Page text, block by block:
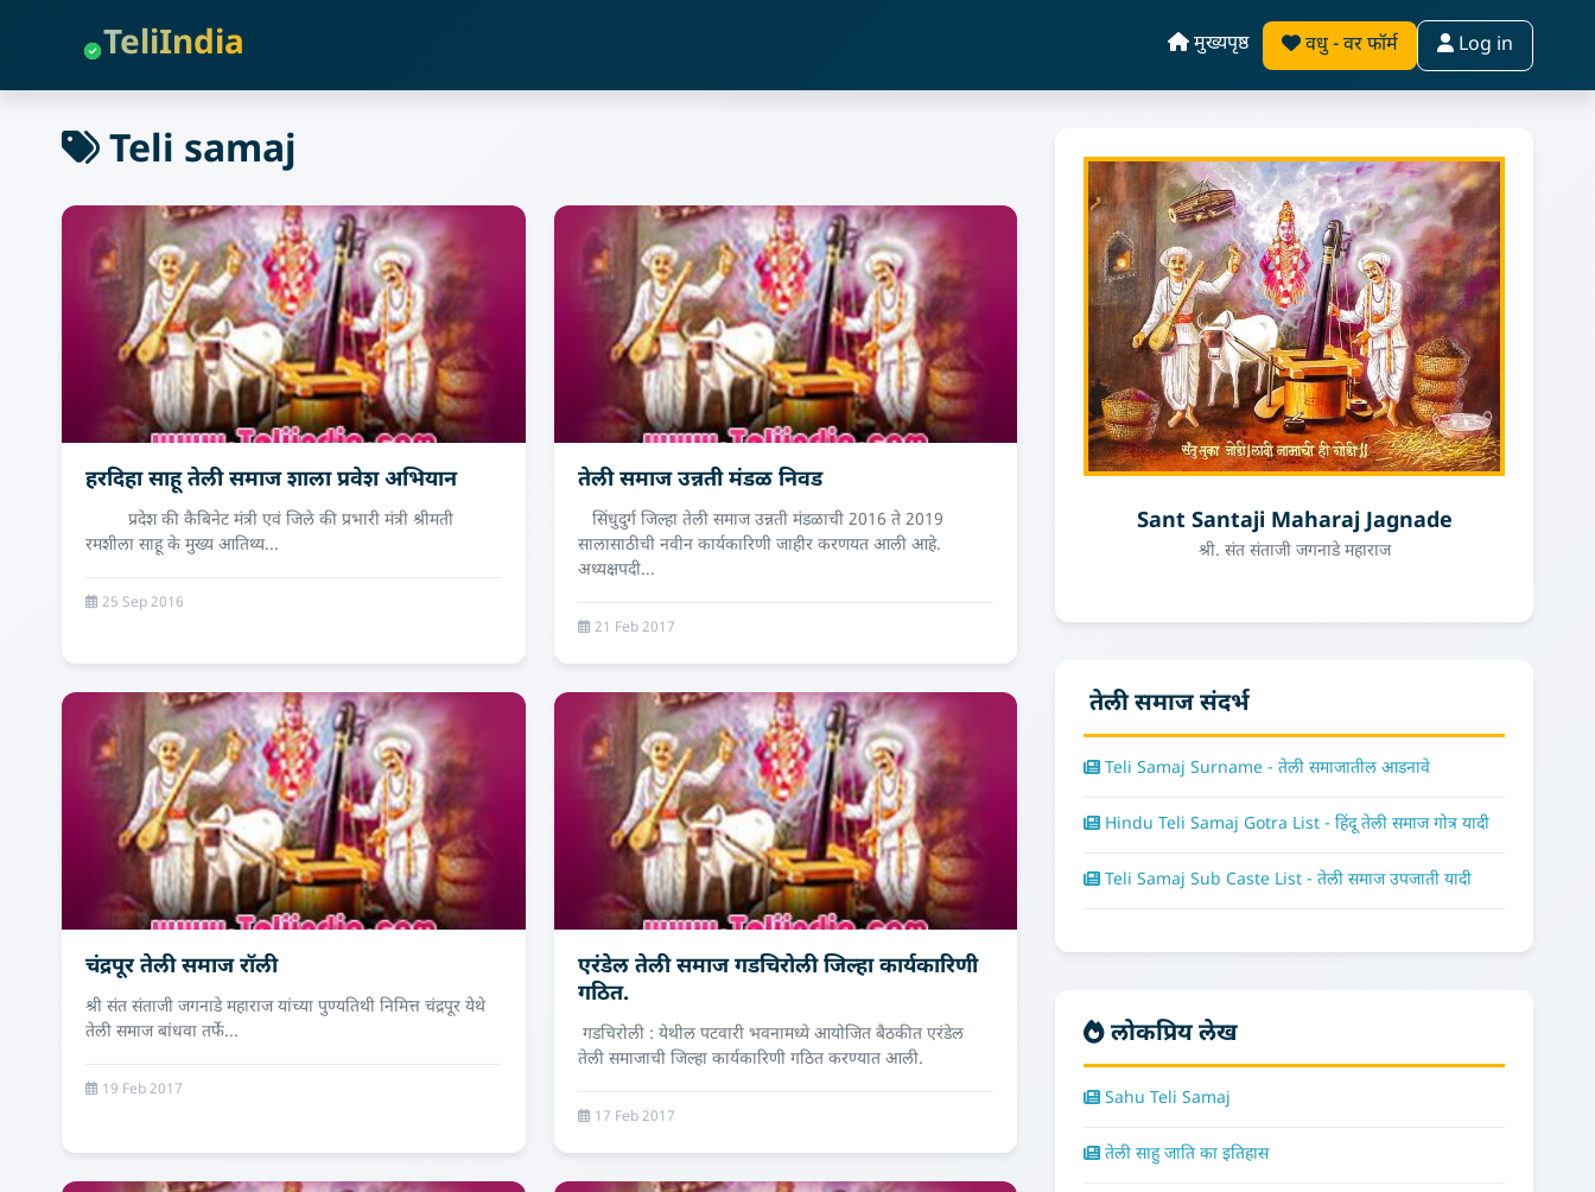
TeliIndia मुख्यपृष्ठ वधु - वर फॉर्म Log in
Teli samaj
हरदिहा साहू तेली समाज शाला प्रवेश अभियान
प्रदेश की कैबिनेट मंत्री एवं जिले की प्रभारी मंत्री श्रीमती
रमशीला साहू के मुख्य आतिथ्य...
25 Sep 2016
तेली समाज उन्नती मंडळ निवड
सिंधुदुर्ग जिल्हा तेली समाज उन्नती मंडळाची 2016 ते 2019
सालासाठीची नवीन कार्यकारिणी जाहीर करणयत आली आहे.
अध्यक्षपदी...
21 Feb 2017
चंद्रपूर तेली समाज रॉली
श्री संत संताजी जगनाडे महाराज यांच्या पुण्यतिथी निमित्त चंद्रपूर येथे
तेली समाज बांधवा तर्फे...
19 Feb 2017
एरंडेल तेली समाज गडचिरोली जिल्हा कार्यकारिणी
गठित.
गडचिरोली : येथील पटवारी भवनामध्ये आयोजित बैठकीत एरंडेल
तेली समाजाची जिल्हा कार्यकारिणी गठित करण्यात आली.
17 Feb 2017
Sant Santaji Maharaj Jagnade
श्री. संत संताजी जगनाडे महाराज
तेली समाज संदर्भ
Teli Samaj Surname - तेली समाजातील आडनावे
Hindu Teli Samaj Gotra List - हिंदू तेली समाज गोत्र यादी
Teli Samaj Sub Caste List - तेली समाज उपजाती यादी
लोकप्रिय लेख
Sahu Teli Samaj
तेली साहु जाति का इतिहास